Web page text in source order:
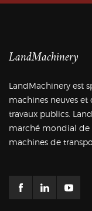
LandMachinery
LandMachinery est
machines neuves
travaux publics.
marché mondial
machines de